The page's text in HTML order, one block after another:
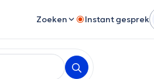
Zoeken Instant gesprek